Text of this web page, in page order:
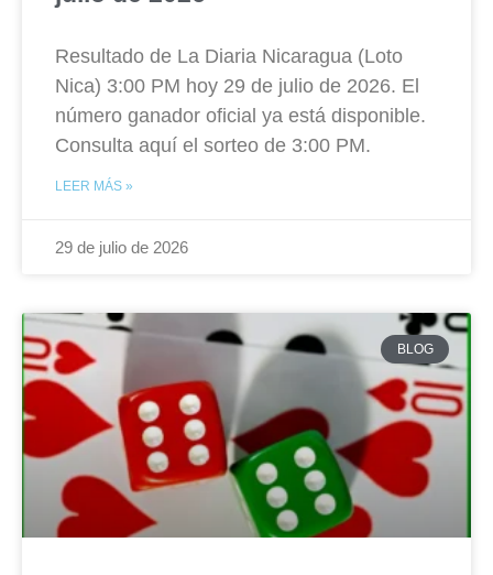
Resultado de La Diaria Nicaragua (Loto
Nica) 3:00 PM hoy 29 de julio de 2026. El
número ganador oficial ya está disponible.
Consulta aquí el sorteo de 3:00 PM.
LEER MÁS »
29 de julio de 2026
BLOG